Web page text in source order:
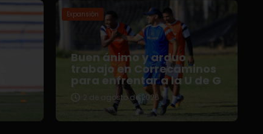
Expansión
Buen ánimo y arduo
trabajo en Correcaminos
para enfrentar a la U de G
2 de agosto de 2026